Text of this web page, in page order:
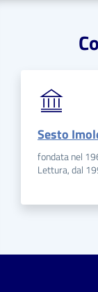
Sesto
fondata nel
Lettura, dal